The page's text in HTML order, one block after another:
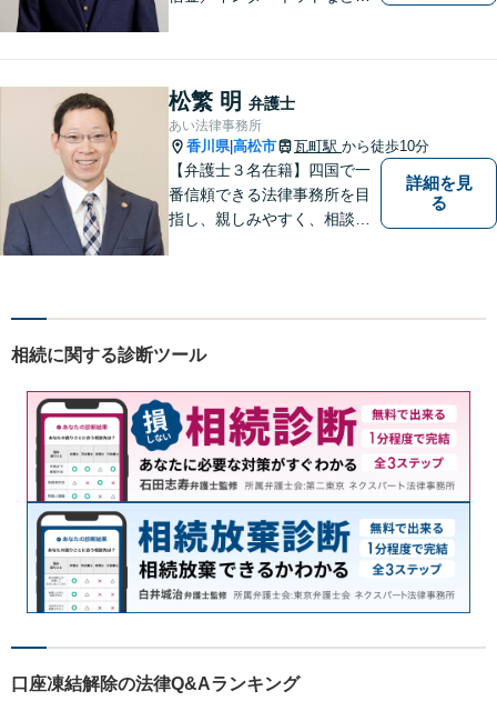
皆様にとって最善の解決を模
索します。まずはお気軽にご
相談ください。
松繁 明 弁護士
あい法律事務所
香川県|高松市 瓦町駅 から徒歩10分
【弁護士３名在籍】四国で一
番信頼できる法律事務所を目
指し、親しみやすく、相談し
詳細を見
る
相続に関する診断ツール
口座凍結解除の法律Q&Aランキング